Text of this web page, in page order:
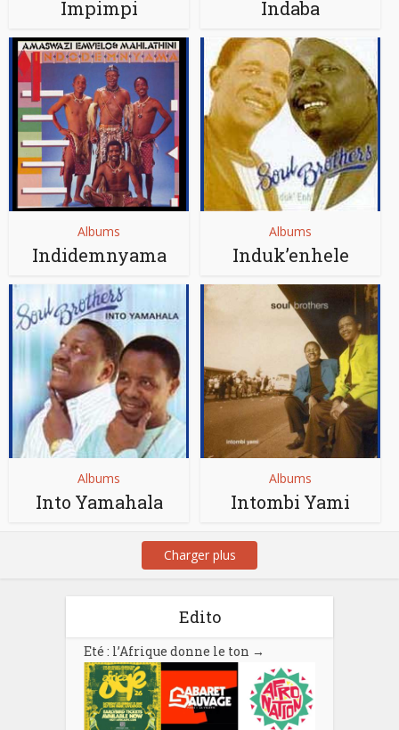
Impimpi Indaba
Albums
Indidemnyama
Albums
Induk’enhele
Albums
Into Yamahala
Albums
Intombi Yami
Charger plus
Edito
Eté : l’Afrique donne le ton →